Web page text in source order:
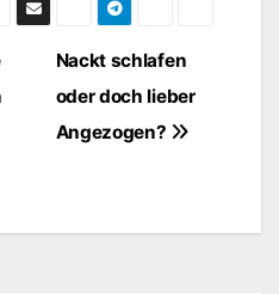
Nackt schlafen
oder doch lieber
Angezogen?